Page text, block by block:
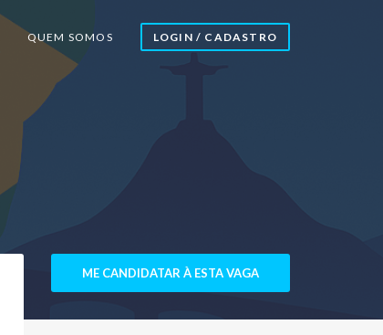
QUEM SOMOS LOGIN / CADASTRO
ME CANDIDATAR À ESTA VAGA